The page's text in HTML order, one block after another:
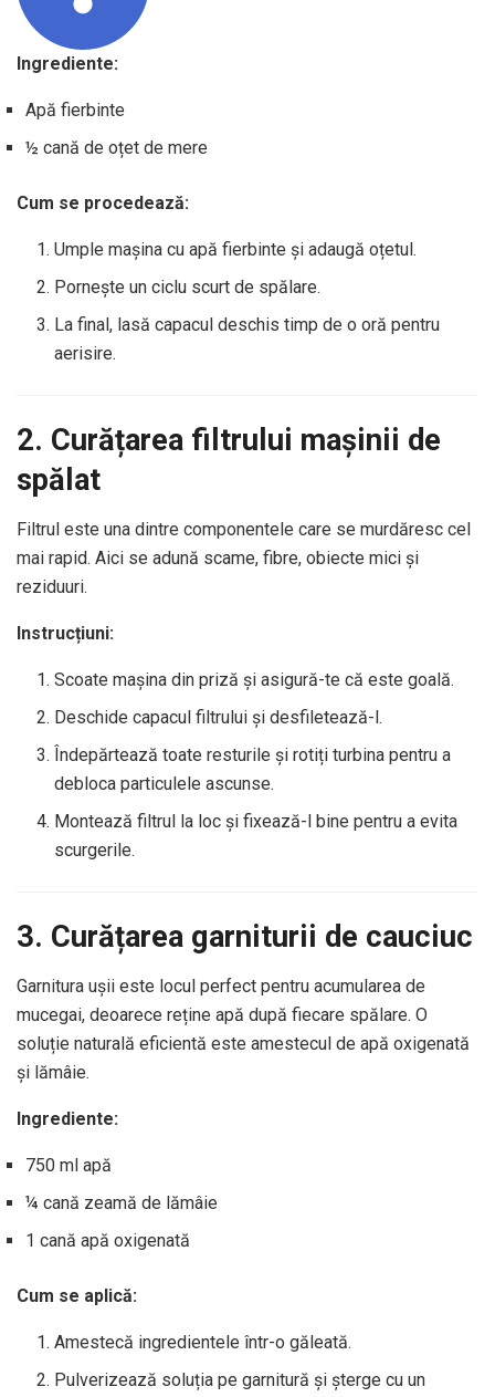
Ingrediente:
Apă fierbinte
½ cană de oțet de mere
Cum se procedează:
Umple mașina cu apă fierbinte și adaugă oțetul.
Pornește un ciclu scurt de spălare.
La final, lasă capacul deschis timp de o oră pentru
aerisire.
2. Curățarea filtrului mașinii de
spălat
Filtrul este una dintre componentele care se murdăresc cel
mai rapid. Aici se adună scame, fibre, obiecte mici și
reziduuri.
Instrucțiuni:
Scoate mașina din priză și asigură-te că este goală.
Deschide capacul filtrului și desfiletează-l.
Îndepărtează toate resturile și rotiți turbina pentru a
debloca particulele ascunse.
Montează filtrul la loc și fixează-l bine pentru a evita
scurgerile.
3. Curățarea garniturii de cauciuc
Garnitura ușii este locul perfect pentru acumularea de
mucegai, deoarece reține apă după fiecare spălare. O
soluție naturală eficientă este amestecul de apă oxigenată
și lămâie.
Ingrediente:
750 ml apă
¼ cană zeamă de lămâie
1 cană apă oxigenată
Cum se aplică:
Amestecă ingredientele într-o găleată.
Pulverizează soluția pe garnitură și șterge cu un